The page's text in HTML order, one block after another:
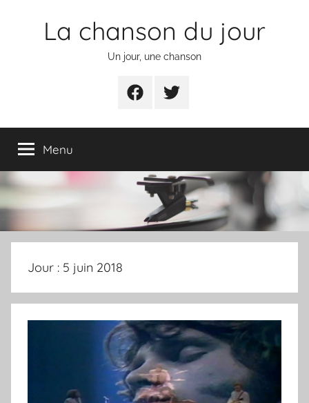
La chanson du jour
Un jour, une chanson
FacebookTwitter
Menu
Jour : 5 juin 2018